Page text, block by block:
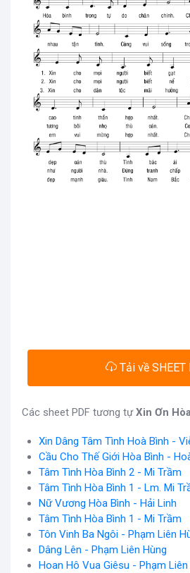
Tải về SHEET
Các sheet PDF tương tựXin Ơn
Xin Dâng Tâm Tình Hoà Bình -
Cầu Cho Thế Giới Hòa Bình -
Tâm Tình Hòa Bình 2 - Mi Trầm
Tâm Tình Hòa Bình 1 - Lm. Mi
Nữ Vương Hòa Bình - Hải Linh
Tâm Tình Hòa Bình 1 - Mi Trầm
Tôn Vinh Ba Ngôi - Phạm Liên
Dâng Lên - Phạm Liên Hùng
Hoan Hô Vua Giêsu - Phạm Liên